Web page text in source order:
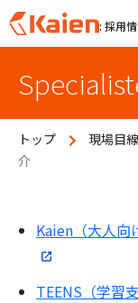
p
: 採用
トップ 現場目
介
Kaien（大人
TEENS（学習